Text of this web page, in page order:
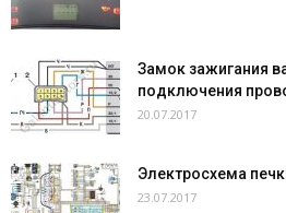
Замок зажигания
подключения
20.07.2017
Электросхема
23.07.2017